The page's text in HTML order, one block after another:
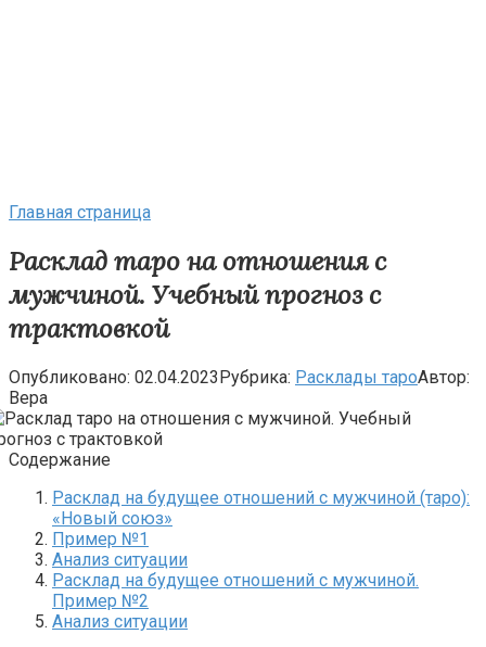
Главная страница
Расклад таро на отношения с
мужчиной. Учебный прогноз с
трактовкой
Опубликовано: 02.04.2023Рубрика: Расклады тароАвтор:
Вера
Содержание
Расклад на будущее отношений с мужчиной (таро):
«Новый союз»
Пример №1
Анализ ситуации
Расклад на будущее отношений с мужчиной.
Пример №2
Анализ ситуации